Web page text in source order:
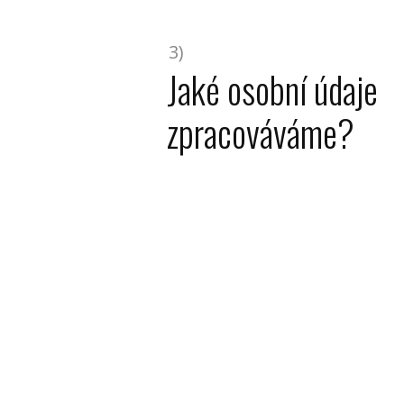
3)
Jaké osobní údaje
zpracováváme?